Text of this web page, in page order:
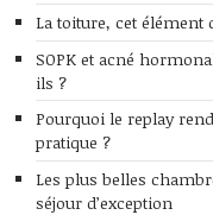
La toiture, cet
SOPK et acné
ils ?
Pourquoi le replay
pratique ?
Les plus belles
séjour d’exception